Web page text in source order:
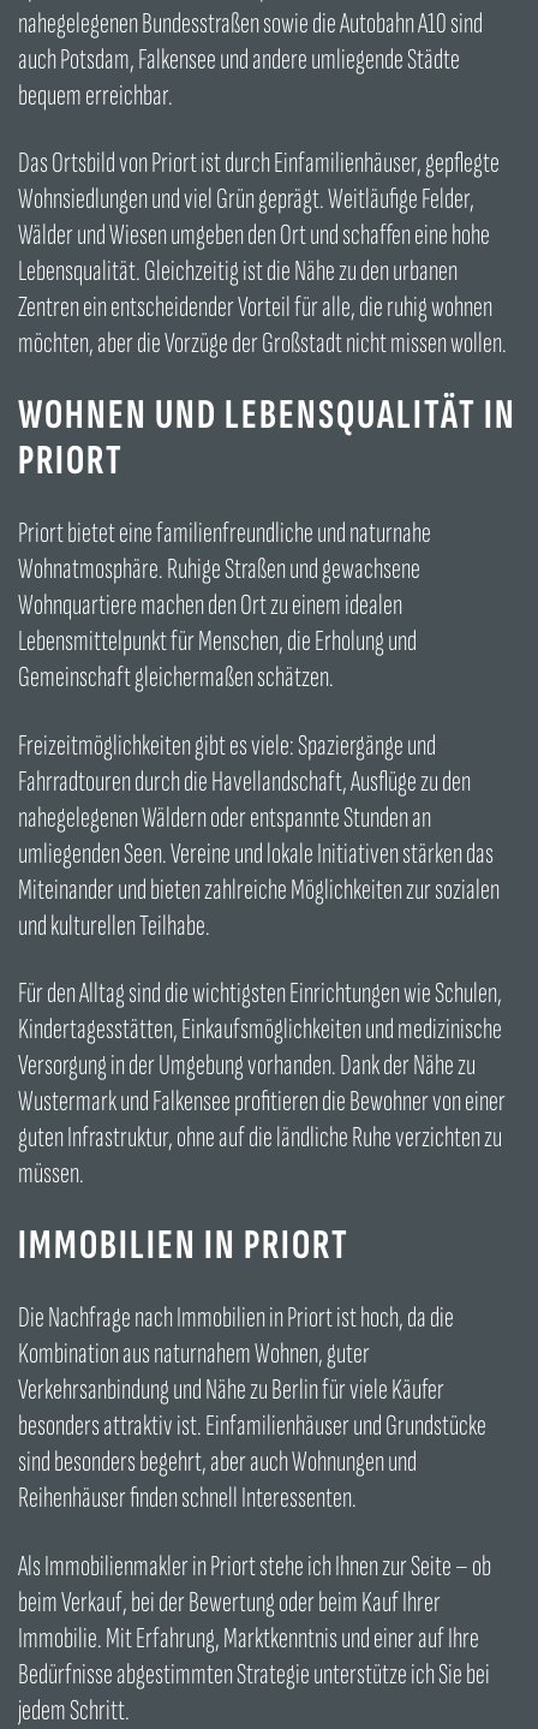
nahegelegenen Bundesstraßen sowie die Autobahn A10 sind
auch Potsdam, Falkensee und andere umliegende Städte
bequem erreichbar.
Das Ortsbild von Priort ist durch Einfamilienhäuser, gepflegte
Wohnsiedlungen und viel Grün geprägt. Weitläufige Felder,
Wälder und Wiesen umgeben den Ort und schaffen eine hohe
Lebensqualität. Gleichzeitig ist die Nähe zu den urbanen
Zentren ein entscheidender Vorteil für alle, die ruhig wohnen
möchten, aber die Vorzüge der Großstadt nicht missen wollen.
WOHNEN UND LEBENSQUALITÄT IN
PRIORT
Priort bietet eine familienfreundliche und naturnahe
Wohnatmosphäre. Ruhige Straßen und gewachsene
Wohnquartiere machen den Ort zu einem idealen
Lebensmittelpunkt für Menschen, die Erholung und
Gemeinschaft gleichermaßen schätzen.
Freizeitmöglichkeiten gibt es viele: Spaziergänge und
Fahrradtouren durch die Havellandschaft, Ausflüge zu den
nahegelegenen Wäldern oder entspannte Stunden an
umliegenden Seen. Vereine und lokale Initiativen stärken das
Miteinander und bieten zahlreiche Möglichkeiten zur sozialen
und kulturellen Teilhabe.
Für den Alltag sind die wichtigsten Einrichtungen wie Schulen,
Kindertagesstätten, Einkaufsmöglichkeiten und medizinische
Versorgung in der Umgebung vorhanden. Dank der Nähe zu
Wustermark und Falkensee profitieren die Bewohner von einer
guten Infrastruktur, ohne auf die ländliche Ruhe verzichten zu
müssen.
IMMOBILIEN IN PRIORT
Die Nachfrage nach Immobilien in Priort ist hoch, da die
Kombination aus naturnahem Wohnen, guter
Verkehrsanbindung und Nähe zu Berlin für viele Käufer
besonders attraktiv ist. Einfamilienhäuser und Grundstücke
sind besonders begehrt, aber auch Wohnungen und
Reihenhäuser finden schnell Interessenten.
Als Immobilienmakler in Priort stehe ich Ihnen zur Seite – ob
beim Verkauf, bei der Bewertung oder beim Kauf Ihrer
Immobilie. Mit Erfahrung, Marktkenntnis und einer auf Ihre
Bedürfnisse abgestimmten Strategie unterstütze ich Sie bei
jedem Schritt.